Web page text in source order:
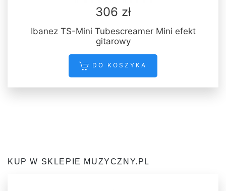
306 zł
Ibanez TS-Mini Tubescreamer Mini efekt
gitarowy
DO KOSZYKA
KUP W SKLEPIE MUZYCZNY.PL